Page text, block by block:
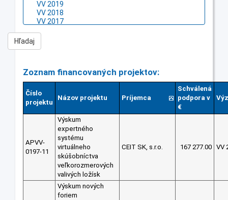
Zoznam financovaných projektov:
Číslo
projektu
Názov projektu Príjemca
Schválená
podpora v
€
APVV-
0197-11
Výskum
expertného
systému
virtuálneho
skúšobníctva
veľkorozmerových
valivých ložísk
CEIT SK, s.r.o. 167 277.00 VV
Výskum nových
foriem